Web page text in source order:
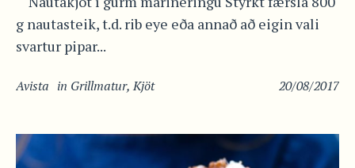
g nautasteik, t.d. rib eye eða annað að eigin vali
svartur pipar...
20/08/2017
Avista in Grillmatur,Kjöt